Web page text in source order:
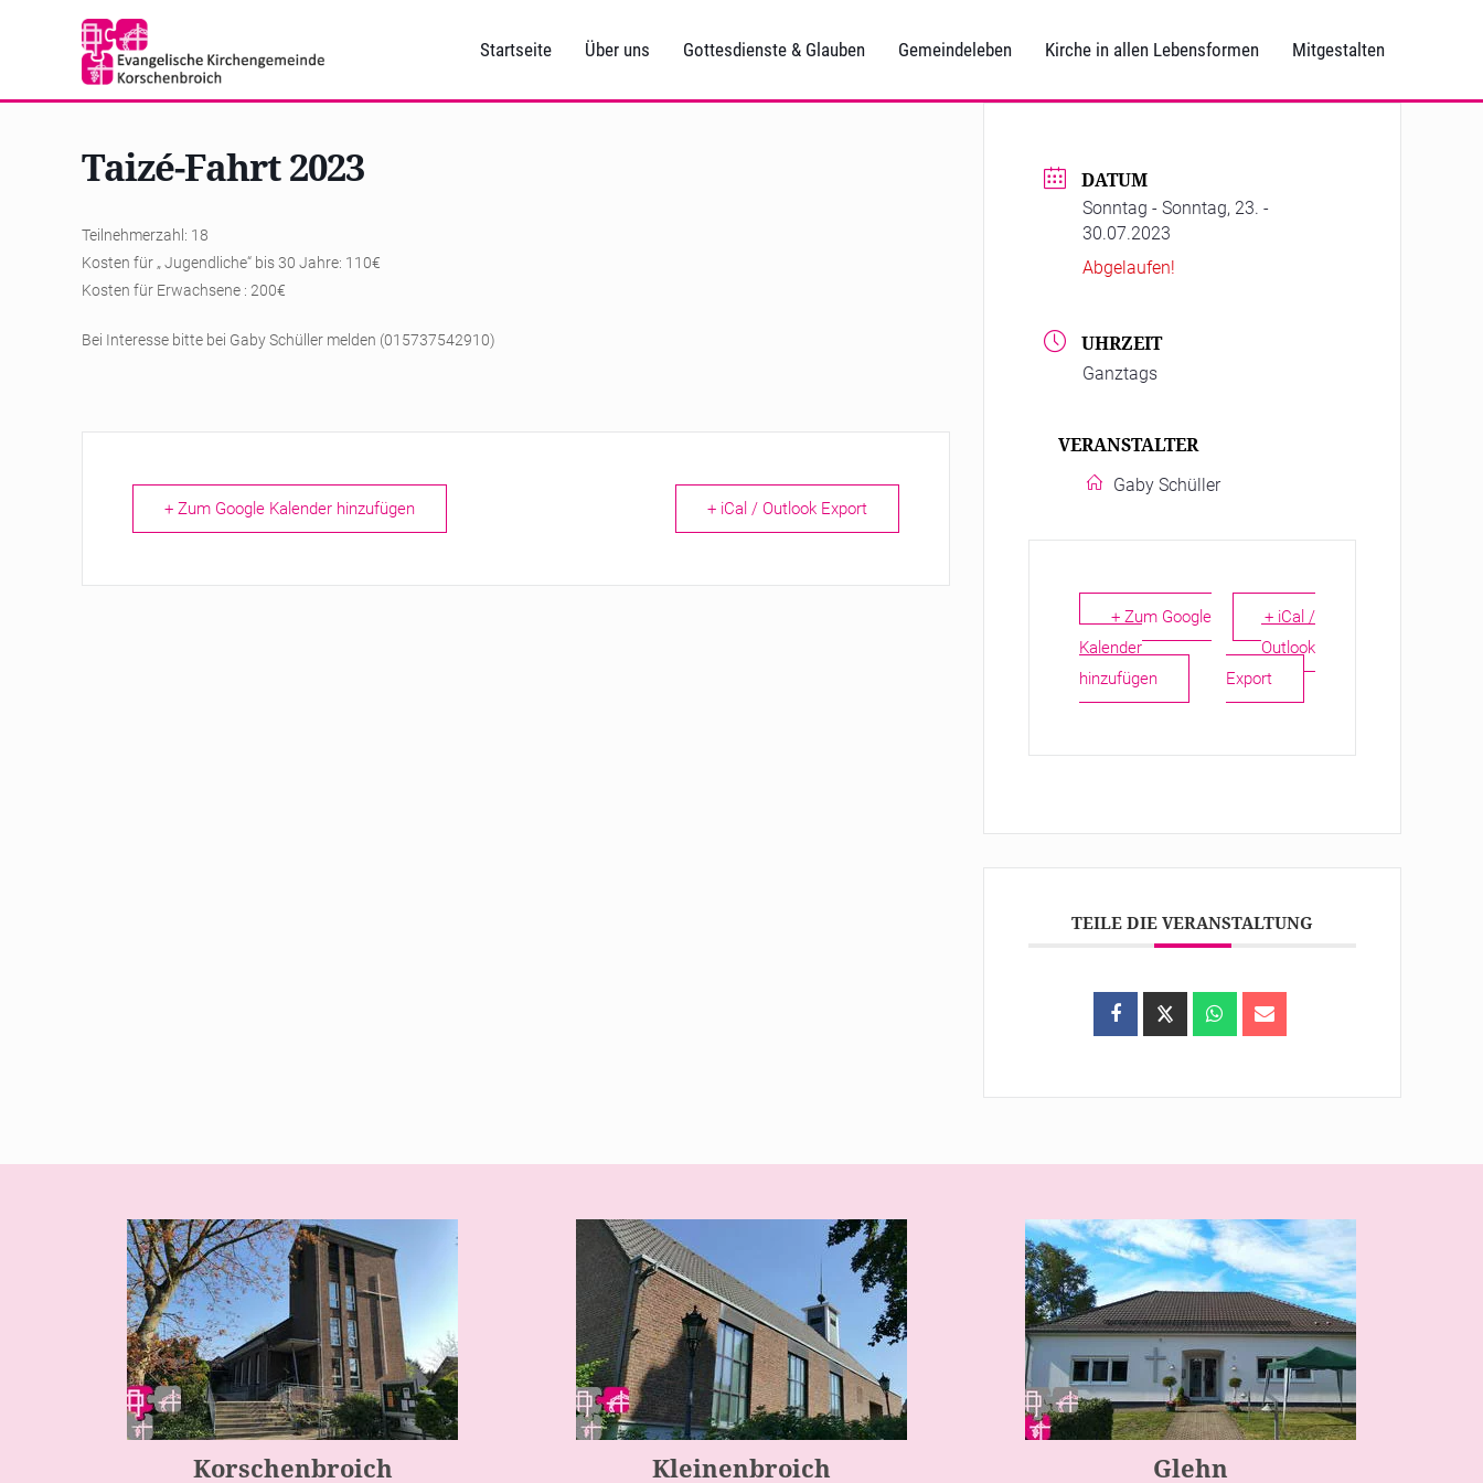
Startseite Über uns Gottesdienste & Glauben Gemeindeleben Kirche in allen Lebensformen Mitgestalten
Taizé-Fahrt 2023
Teilnehmerzahl: 18
Kosten für „ Jugendliche“ bis 30 Jahre: 110€
Kosten für Erwachsene : 200€
Bei Interesse bitte bei Gaby Schüller melden (015737542910)
+ Zum Google Kalender hinzufügen + iCal / Outlook Export
DATUM
Sonntag - Sonntag, 23. -
30.07.2023
Abgelaufen!
UHRZEIT
Ganztags
VERANSTALTER
Gaby Schüller
+ Zum Google
Kalender
hinzufügen
+ iCal /
Outlook
Export
TEILE DIE VERANSTALTUNG
Korschenbroich Kleinenbroich Glehn